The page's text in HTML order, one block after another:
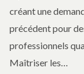
créant une
précédent pour
professionnels
Maîtriser les…